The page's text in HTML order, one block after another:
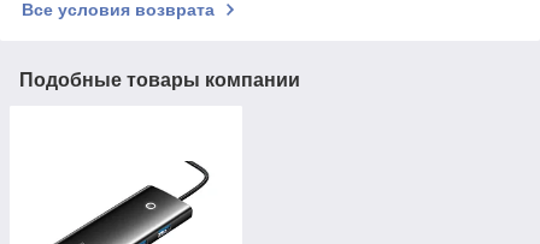
Все условия возврата
Подобные товары компании